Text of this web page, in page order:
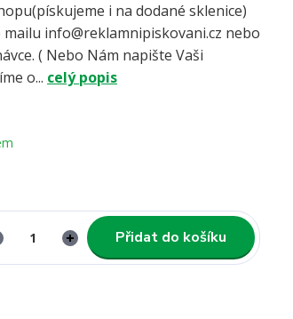
i na dodané sklenice)
info@reklamnipiskovani.cz nebo
( Nebo Nám napište Vaši
o... celý popis
Přidat do košíku